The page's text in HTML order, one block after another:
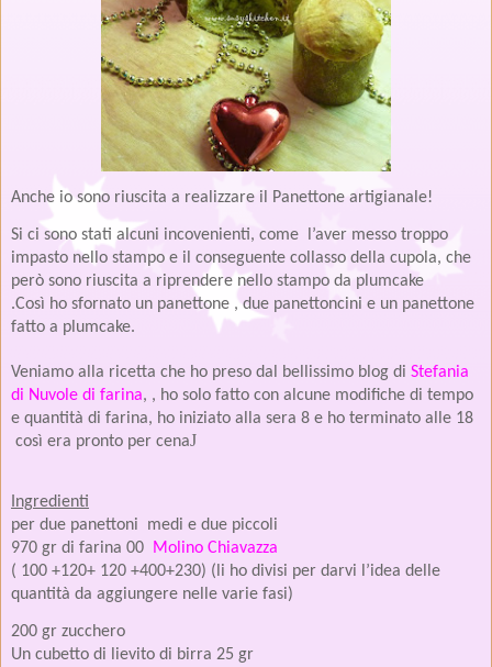
Anche io sono riuscita a realizzare il Panettone artigianale!
Si ci sono stati alcuni incovenienti, come l’aver messo troppo
impasto nello stampo e il conseguente collasso della cupola, che
però sono riuscita a riprendere nello stampo da plumcake
.Così ho sfornato un panettone , due panettoncini e un panettone
fatto a plumcake.
Veniamo alla ricetta che ho preso dal bellissimo blog di Stefania
di Nuvole di farina, , ho solo fatto con alcune modifiche di tempo
e quantità di farina, ho iniziato alla sera 8 e ho terminato alle 18
così era pronto per cenaJ
Ingredient
per due panettoni
medi e due piccoli
970 gr di farina 00
Molino Chiavazza
( 100 +120+ 120 +400+230) (li ho divisi per darvi l’idea delle
quantità da aggiungere nelle varie fasi)
200 gr zucchero
Un cubetto di lievito di birra 25 gr